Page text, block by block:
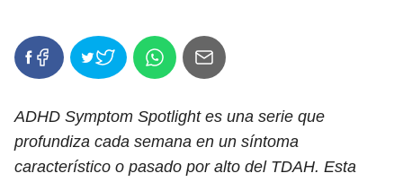
ADHD Symptom Spotlight es una serie que
profundiza cada semana en un síntoma
característico o pasado por alto del TDAH. Esta